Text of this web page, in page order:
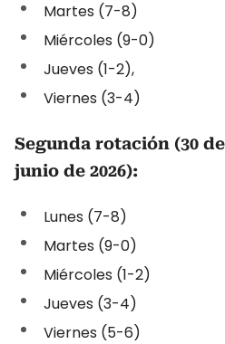
Martes (7-8)
Miércoles (9-0)
Jueves (1-2),
Viernes (3-4)
Segunda rotación (30
junio de 2026):
Lunes (7-8)
Martes (9-0)
Miércoles (1-2)
Jueves (3-4)
Viernes (5-6)